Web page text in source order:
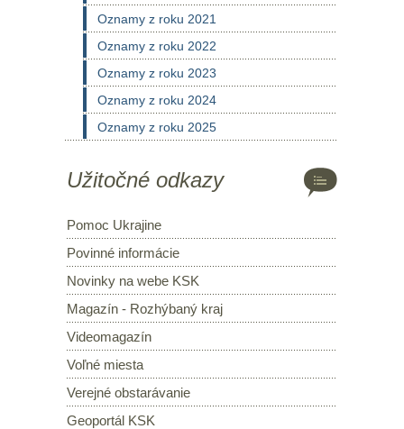
Oznamy z roku 2021
Oznamy z roku 2022
Oznamy z roku 2023
Oznamy z roku 2024
Oznamy z roku 2025
Užitočné odkazy
Pomoc Ukrajine
Povinné informácie
Novinky na webe KSK
Magazín - Rozhýbaný kraj
Videomagazín
Voľné miesta
Verejné obstarávanie
Geoportál KSK